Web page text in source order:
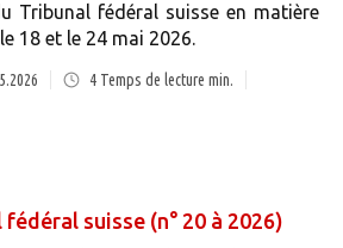
Tribunal fédéral suisse en matière
18 et le 24 mai 2026.
4Temps de lecture min.
suisse (n° 20 à 2026)